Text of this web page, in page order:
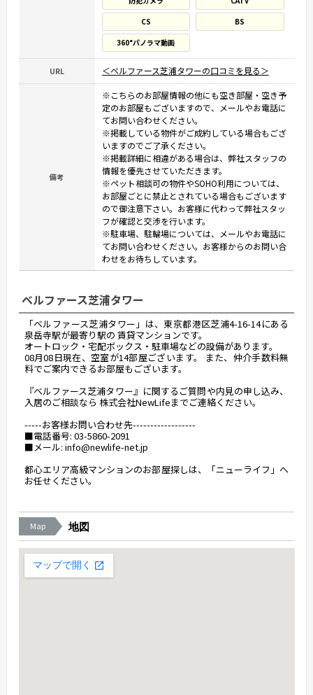
CS
BS
360°パノラマ動画
URL ＜ベルファース芝浦タワーの口コミを見る＞
備考
※こちらのお部屋情報の他にも空き部屋・空き予
定のお部屋もございますので、メールやお電話に
てお問い合わせください。
※掲載している物件がご成約している場合もござ
いますのでご了承ください。
※掲載詳細に相違がある場合は、弊社スタッフの
情報を優先させていただきます。
※ペット相談可の物件やSOHO利用については、
お部屋ごとに禁止とされている場合もございます
ので御注意下さい。お客様に代わって弊社スタッ
フが確認と交渉を行います。
※駐車場、駐輪場については、メールやお電話に
てお問い合わせください。お客様からのお問い合
わせをお待ちしています。
ベルファース芝浦タワー
「ベルファース芝浦タワー」は、東京都港区芝浦4-16-14にある
泉岳寺駅が最寄り駅の 賃貸マンションです。
オートロック・宅配ボックス・駐車場などの設備があります。
08月08日現在、空室が14部屋ございます。 また、仲介手数料無
料でご案内できるお部屋もございます。
『ベルファース芝浦タワー』に関するご質問や内見の申し込み、
入居のご相談なら 株式会社NewLifeまでご連絡ください。
-----お客様お問い合わせ先------------------
■電話番号: 03-5860-2091
■メール: info@newlife-net.jp
都心エリア高級マンションのお部屋探しは、「ニューライフ」へ
お任せください。
Map 地図